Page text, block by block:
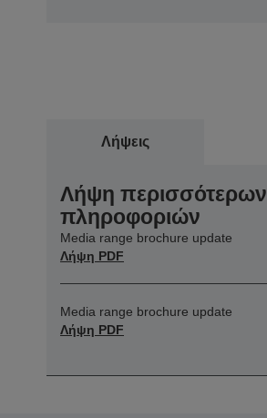
Λήψεις
Λήψη περισσότερων
πληροφοριών
Media range brochure update
Λήψη PDF
Media range brochure update
Λήψη PDF